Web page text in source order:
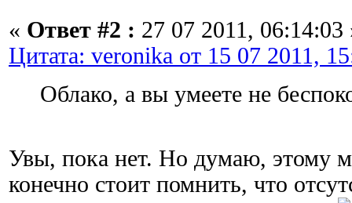
« Ответ #2 : 27 07 2011, 06:14:03
Цитата: veronika от 15 07 2011,
Облако, а вы умеете не
Увы, пока нет. Но думаю, этому
конечно стоит помнить, что